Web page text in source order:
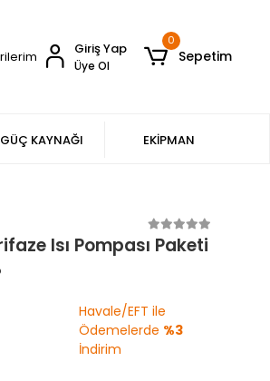
Giriş Yap
Üye Ol
0
Sepetim
GÜÇ KAYNAĞI EKİPMAN
Isı Pompası Paketi
Havale/EFT ile
Ödemelerde %3
İndirim